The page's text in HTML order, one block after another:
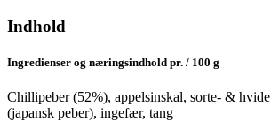
Indhold
Ingredienser og næringsindhold pr. / 100 g
Chillipeber (52%), appelsinskal, sorte- & hvide
(japansk peber), ingefær, tang